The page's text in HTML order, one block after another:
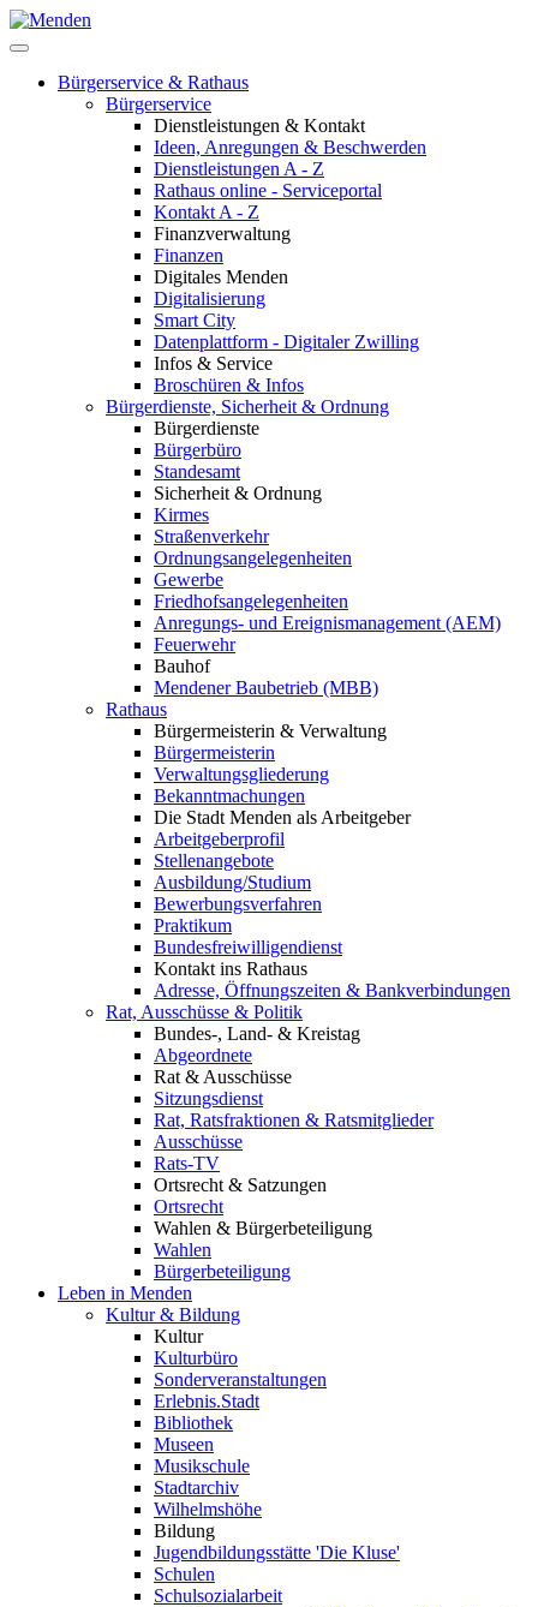
Bürgerservice & Rathaus
Bürgerservice
Dienstleistungen & Kontakt
Ideen, Anregungen & Beschwerden
Dienstleistungen A - Z
Rathaus online - Serviceportal
Kontakt A - Z
Finanzverwaltung
Finanzen
Digitales Menden
Digitalisierung
Smart City
Datenplattform - Digitaler Zwilling
Infos & Service
Broschüren & Infos
Bürgerdienste, Sicherheit & Ordnung
Bürgerdienste
Bürgerbüro
Standesamt
Sicherheit & Ordnung
Kirmes
Straßenverkehr
Ordnungsangelegenheiten
Gewerbe
Friedhofsangelegenheiten
Anregungs- und Ereignismanagement (AEM)
Feuerwehr
Bauhof
Mendener Baubetrieb (MBB)
Rathaus
Bürgermeisterin & Verwaltung
Bürgermeisterin
Verwaltungsgliederung
Bekanntmachungen
Die Stadt Menden als Arbeitgeber
Arbeitgeberprofil
Stellenangebote
Ausbildung/Studium
Bewerbungsverfahren
Praktikum
Bundesfreiwilligendienst
Kontakt ins Rathaus
Adresse, Öffnungszeiten & Bankverbindungen
Rat, Ausschüsse & Politik
Bundes-, Land- & Kreistag
Abgeordnete
Rat & Ausschüsse
Sitzungsdienst
Rat, Ratsfraktionen & Ratsmitglieder
Ausschüsse
Rats-TV
Ortsrecht & Satzungen
Ortsrecht
Wahlen & Bürgerbeteiligung
Wahlen
Bürgerbeteiligung
Leben in Menden
Kultur & Bildung
Kultur
Kulturbüro
Sonderveranstaltungen
Erlebnis.Stadt
Bibliothek
Museen
Musikschule
Stadtarchiv
Wilhelmshöhe
Bildung
Jugendbildungsstätte 'Die Kluse'
Schulen
Schulsozialarbeit